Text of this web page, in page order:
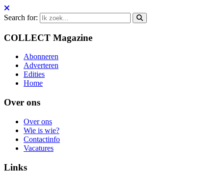
Search for:
COLLECT Magazine
Abonneren
Adverteren
Edities
Home
Over ons
Over ons
Wie is wie?
Contactinfo
Vacatures
Links